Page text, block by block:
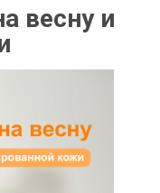
весну и